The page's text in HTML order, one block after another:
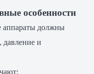
особенности
аппараты должны
давление и